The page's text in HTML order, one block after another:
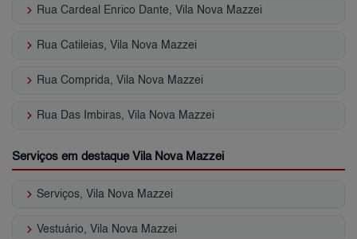
keyboard_arrow_right Rua Cardeal Enrico Dante, Vila Nova Mazzei
keyboard_arrow_right Rua Catileias, Vila Nova Mazzei
keyboard_arrow_right Rua Comprida, Vila Nova Mazzei
keyboard_arrow_right Rua Das Imbiras, Vila Nova Mazzei
Serviços em destaque Vila Nova Mazzei
keyboard_arrow_right Serviços, Vila Nova Mazzei
keyboard_arrow_right Vestuário, Vila Nova Mazzei